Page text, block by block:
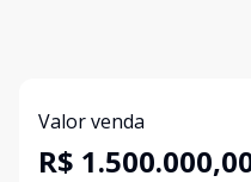
Valor venda
R$